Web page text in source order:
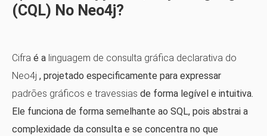
(CQL) No Neo4j?
Cifra é a linguagem de consulta gráfica declarativa do
Neo4j , projetado especificamente para expressar
padrões gráficos e travessias de forma legível e intuitiva.
Ele funciona de forma semelhante ao SQL, pois abstrai a
complexidade da consulta e se concentra no que